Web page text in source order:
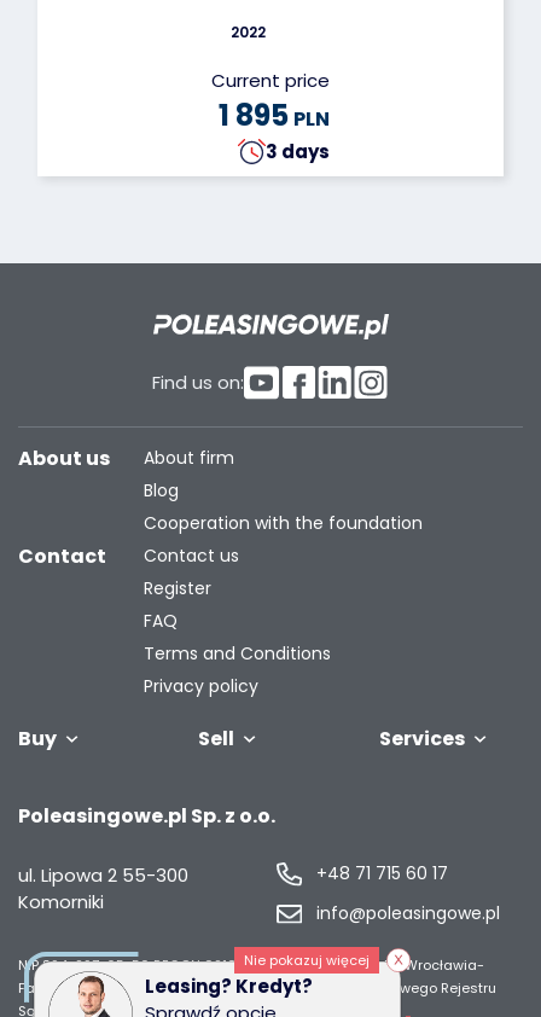
2022
Current price
1 895 PLN
3 days
Nie pokazuj więcej
Leasing? Kredyt?
Find us on:
Buy Sell
your fleet
Services
About us
About firm
Blog
Cooperation with the foundation
Contact
Contact us
Register
FAQ
Terms and Conditions
Privacy policy
Poleasingowe.pl Sp. z o.o.
ul. Lipowa 2 55-300
Komorniki
+48 71 715 60 17
info@poleasingowe.pl
NIP 894-297-65-50REGON 021014968Sąd Rejonowy dla Wrocławia-
Fabrycznej we Wrocławiu, IX Wydział Gospodarczy Krajowego Rejestru
Sądowego;Wysokość kapitału zakładowego 50 000 zł